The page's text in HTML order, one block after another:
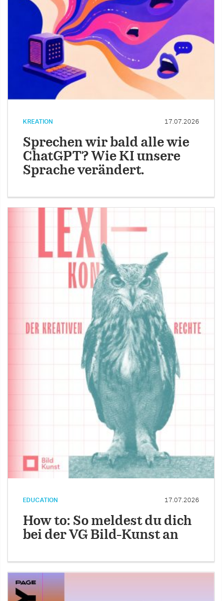
KREATION 17.07.2026
Sprechen wir bald alle wie
ChatGPT? Wie KI unsere
Sprache verändert.
EDUCATION 17.07.2026
How to: So meldest du dich
bei der VG Bild-Kunst an